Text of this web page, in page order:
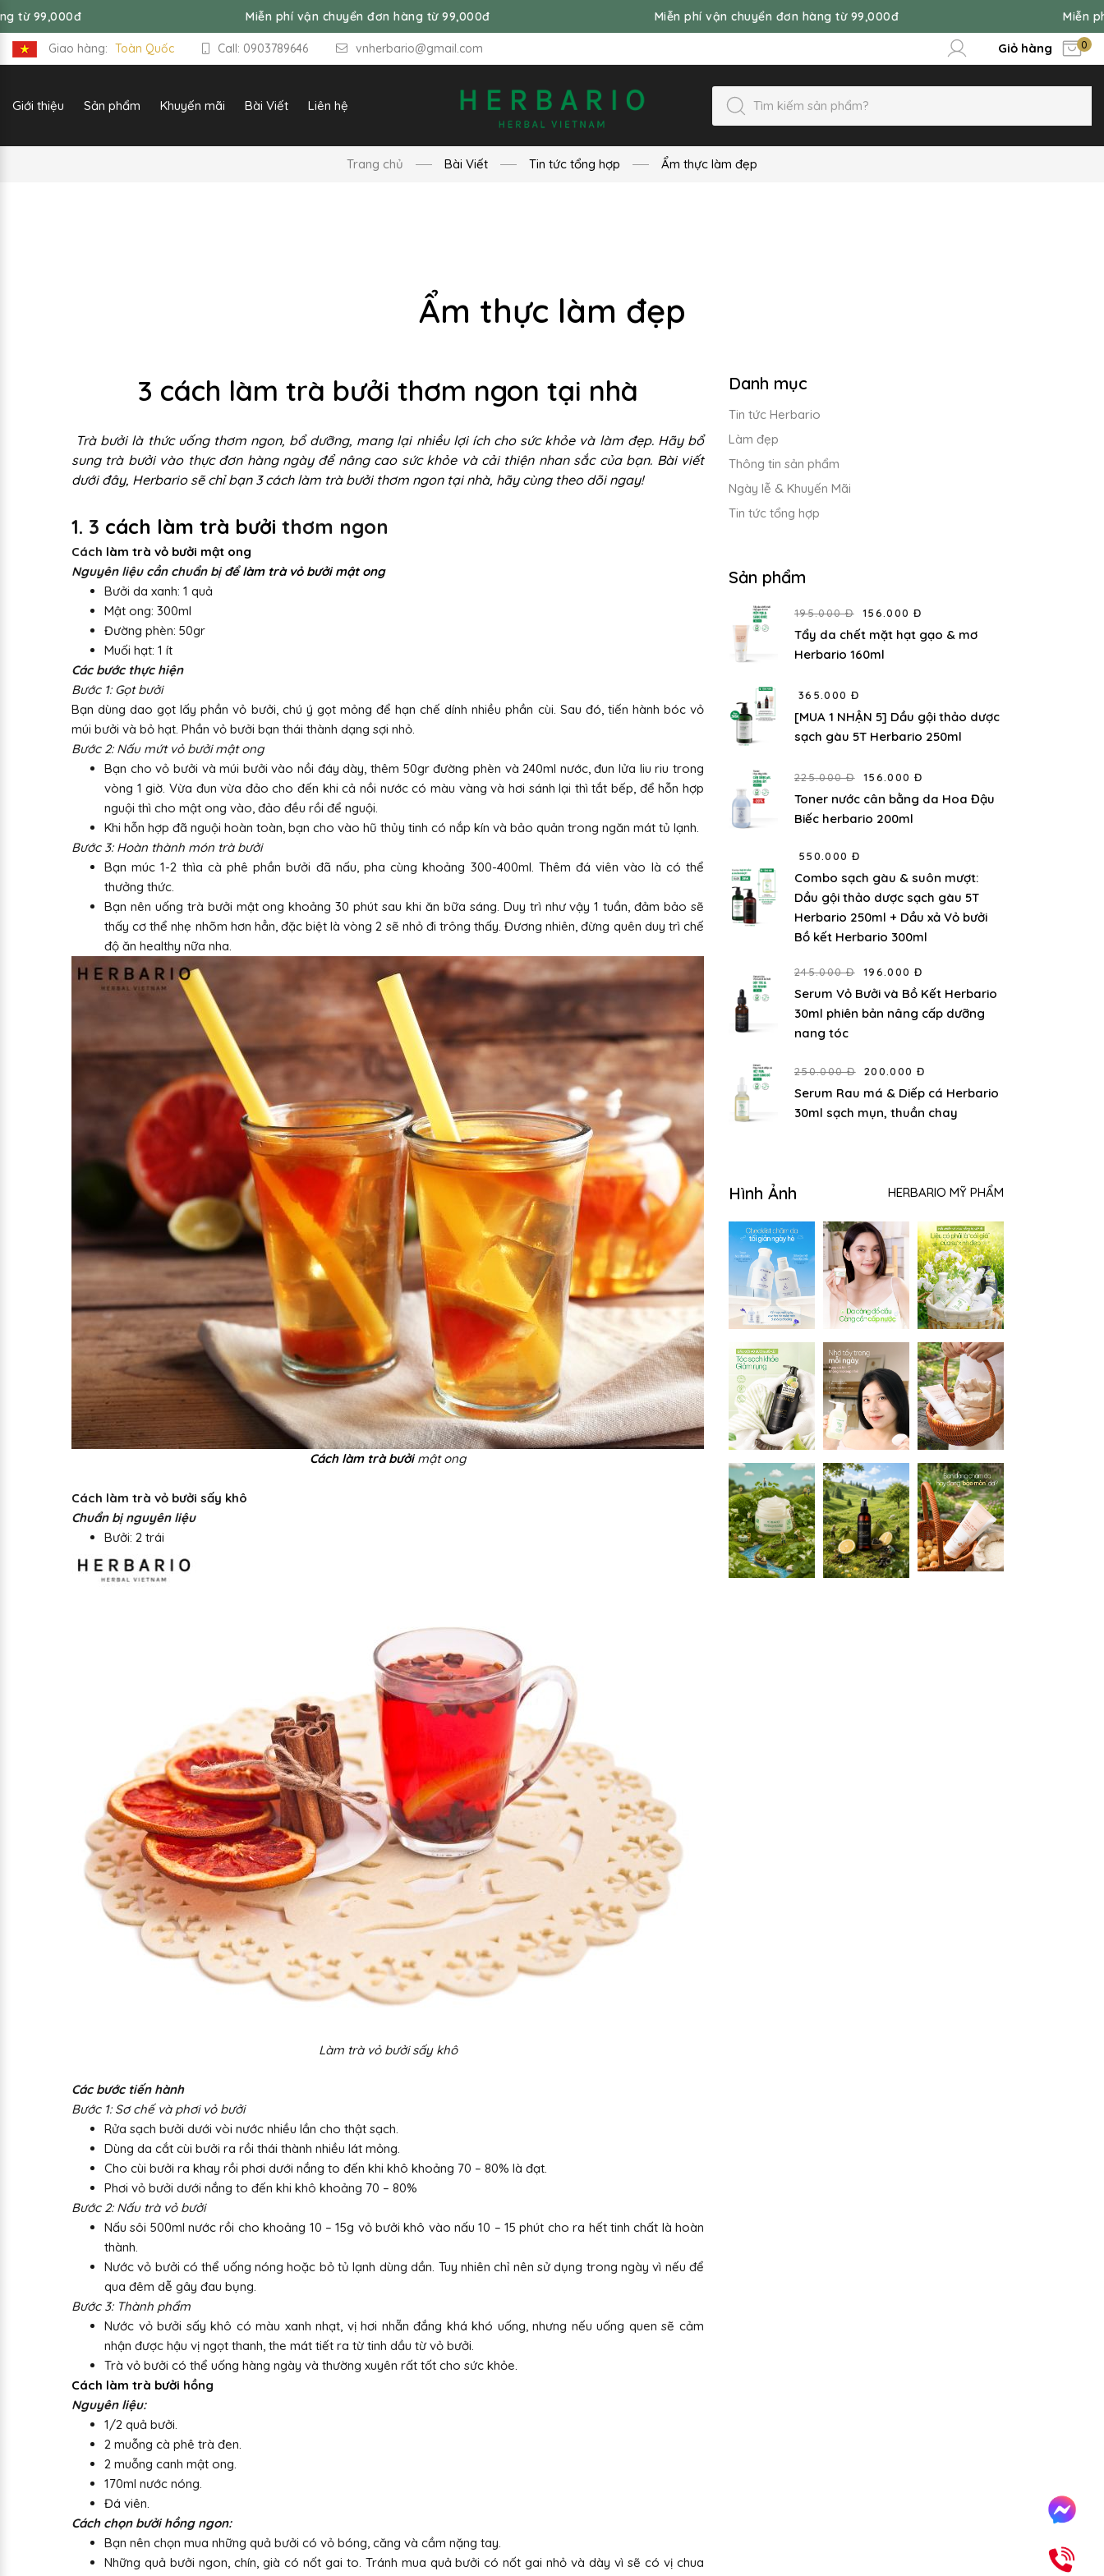
Miễn phí vận chuyển đơn hàng từ 99,000đ Miễn phí vận chuyển đơn hàng từ 99,000đ Miễn phí vận chuyển
Giao hàng: Toàn Quốc Call: 0903789646 vnherbario@gmail.com Giỏ hàng 0
Giới thiệu Sản phẩm Khuyến mãi Bài Viết Liên hệ
Trang chủ Bài Viết Tin tức tổng hợp Ẩm thực làm đẹp
Ẩm thực làm đẹp
3 cách làm trà bưởi thơm ngon tại nhà
Trà bưởi là thức uống thơm ngon, bổ dưỡng, mang lại nhiều lợi ích cho sức khỏe và làm đẹp. Hãy bổ
sung trà bưởi vào thực đơn hàng ngày để nâng cao sức khỏe và cải thiện nhan sắc của bạn. Bài viết
dưới đây, Herbario sẽ chỉ bạn 3 cách làm trà bưởi thơm ngon tại nhà, hãy cùng theo dõi ngay!
1. 3 cách làm trà bưởi thơm ngon
Cách làm trà vỏ bưởi mật ong
Nguyên liệu cần chuẩn bị đểlàm trà vỏ bưởi mật ong
Bưởi da xanh: 1 quả
Mật ong: 300ml
Đường phèn: 50gr
Muối hạt: 1 ít
Các bước thực hiện
Bước 1: Gọt bưởi
Bạn dùng dao gọt lấy phần vỏ bưởi, chú ý gọt mỏng để hạn chế dính nhiều phần cùi. Sau đó, tiến hành bóc vỏ
múi bưởi và bỏ hạt. Phần vỏ bưởi bạn thái thành dạng sợi nhỏ.
Bước 2: Nấu mứt vỏ bưởi mật ong
Bạn cho vỏ bưởi và múi bưởi vào nồi đáy dày, thêm 50gr đường phèn và 240ml nước, đun lửa liu riu trong
vòng 1 giờ. Vừa đun vừa đảo cho đến khi cả nồi nước có màu vàng và hơi sánh lại thì tắt bếp, để hỗn hợp
nguội thì cho mật ong vào, đảo đều rồi để nguội.
Khi hỗn hợp đã nguội hoàn toàn, bạn cho vào hũ thủy tinh có nắp kín và bảo quản trong ngăn mát tủ lạnh.
Bước 3: Hoàn thành món trà bưởi
Bạn múc 1-2 thìa cà phê phần bưởi đã nấu, pha cùng khoảng 300-400ml. Thêm đá viên vào là có thể
thưởng thức.
Bạn nên uống trà bưởi mật ong khoảng 30 phút sau khi ăn bữa sáng. Duy trì như vậy 1 tuần, đảm bảo sẽ
thấy cơ thể nhẹ nhõm hơn hẳn, đặc biệt là vòng 2 sẽ nhỏ đi trông thấy. Đương nhiên, đừng quên duy trì chế
độ ăn healthy nữa nha.
Cách làm trà bưởimật ong
Cách làm trà vỏ bưởi sấy khô
Chuẩn bị nguyên liệu
Bưởi: 2 trái
Làm trà vỏ bưởi sấy khô
Các bước tiến hành
Bước 1: Sơ chế và phơi vỏ bưởi
Rửa sạch bưởi dưới vòi nước nhiều lần cho thật sạch.
Dùng da cắt cùi bưởi ra rồi thái thành nhiều lát mỏng.
Cho cùi bưởi ra khay rồi phơi dưới nắng to đến khi khô khoảng 70 – 80% là đạt.
Phơi vỏ bưởi dưới nắng to đến khi khô khoảng 70 – 80%
Bước 2: Nấu trà vỏ bưởi
Nấu sôi 500ml nước rồi cho khoảng 10 – 15g vỏ bưởi khô vào nấu 10 – 15 phút cho ra hết tinh chất là hoàn
thành.
Nước vỏ bưởi có thể uống nóng hoặc bỏ tủ lạnh dùng dần. Tuy nhiên chỉ nên sử dụng trong ngày vì nếu để
qua đêm dễ gây đau bụng.
Bước 3: Thành phẩm
Nước vỏ bưởi sấy khô có màu xanh nhạt, vị hơi nhẵn đắng khá khó uống, nhưng nếu uống quen sẽ cảm
nhận được hậu vị ngọt thanh, the mát tiết ra từ tinh dầu từ vỏ bưởi.
Trà vỏ bưởi có thể uống hàng ngày và thường xuyên rất tốt cho sức khỏe.
Cách làm trà bưởi hồng
Nguyên liệu:
1/2 quả bưởi.
2 muỗng cà phê trà đen.
2 muỗng canh mật ong.
170ml nước nóng.
Đá viên.
Cách chọn bưởi hồng ngon:
Bạn nên chọn mua những quả bưởi có vỏ bóng, căng và cầm nặng tay.
Những quả bưởi ngon, chín, già có nốt gai to. Tránh mua quả bưởi có nốt gai nhỏ và dày vì sẽ có vị chua
Danh mục
Tin tức Herbario
Làm đẹp
Thông tin sản phẩm
Ngày lễ & Khuyến Mãi
Tin tức tổng hợp
Sản phẩm
195.000 Đ 156.000 Đ
Tẩy da chết mặt hạt gạo & mơ
Herbario 160ml
365.000 Đ
[MUA 1 NHẬN 5] Dầu gội thảo dược
sạch gàu 5T Herbario 250ml
225.000 Đ 156.000 Đ
Toner nước cân bằng da Hoa Đậu
Biếc herbario 200ml
550.000 Đ
Combo sạch gàu & suôn mượt:
Dầu gội thảo dược sạch gàu 5T
Herbario 250ml + Dầu xả Vỏ bưởi
Bồ kết Herbario 300ml
245.000 Đ 196.000 Đ
Serum Vỏ Bưởi và Bồ Kết Herbario
30ml phiên bản nâng cấp dưỡng
nang tóc
250.000 Đ 200.000 Đ
Serum Rau má & Diếp cá Herbario
30ml sạch mụn, thuần chay
Hình Ảnh HERBARIO MỸ PHẨM